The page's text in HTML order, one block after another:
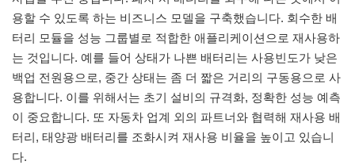
용할 수 있도록 하는 비즈니스 모델을 구축했습니다. 회수한 배
터리 모듈을 성능 그룹별로 적합한 애플리케이션으로 재사용하
는 것입니다. 예를 들어 상태가 나쁜 배터리는 사용빈도가 낮은
백업 전원용으로, 중간 상태는 좀 더 짧은 거리의 구동용으로 사
용합니다. 이를 위해서는 초기 설비의 규격화, 정확한 성능 예측
이 중요합니다. 또 자동차 업계 외의 파트너와 협력해 재사용 배
터리, 태양광 배터리를 조화시켜 재사용 비율을 높이고 있습니
다.